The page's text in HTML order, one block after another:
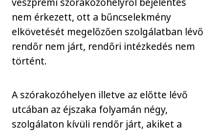
nem érkezett, ott a bűncselekmény
elkövetését megelőzően szolgálatban lévő
rendőr nem járt, rendőri intézkedés nem
történt.
A szórakozóhelyen illetve az előtte lévő
utcában az éjszaka folyamán négy,
szolgálaton kívüli rendőr járt, akiket a